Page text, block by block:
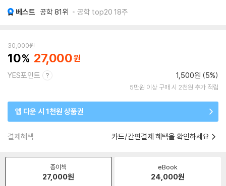
베스트 공학 81위 공학 top20 18주
30,000원
10 27,000
YES포인트 1,500원 (5%)
5만원 이상 구매 시 2천원 추가 적립
앱 다운 시 1천원 상품권
결제혜택 카드/간편결제 혜택을 확인하세요
종이책
27,000원
eBook
24,000원